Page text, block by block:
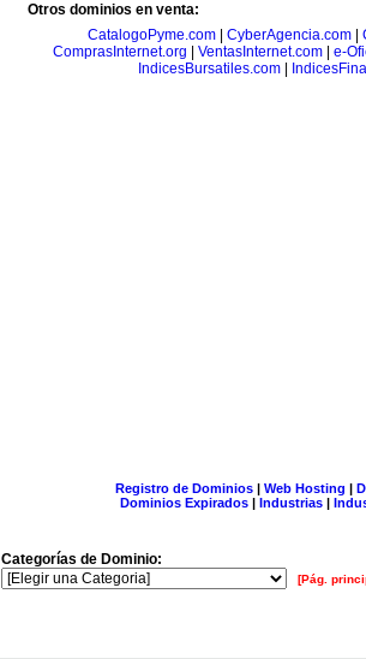
Otros dominios en venta:
CatalogoPyme.com
CyberAgencia.com
ComprasInternet.org
VentasInternet.com| e-
IndicesBursatiles.com|
Registro de Dominios| Web Hosting |
Dominios Expirados | Industrias |
Categorías de Dominio:
[Pág.